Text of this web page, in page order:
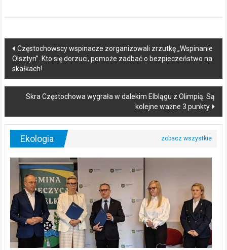
Post
navigation
Częstochowscy wspinacze zorganizowali zrzutkę „Wspinanie
Olsztyn”. Kto się dorzuci, pomoże zadbać o bezpieczeństwo na
skałkach!
Skra Częstochowa wygrała w dalekim Elblągu z Olimpią. Są
kolejne ważne 3 punkty
Ekologia